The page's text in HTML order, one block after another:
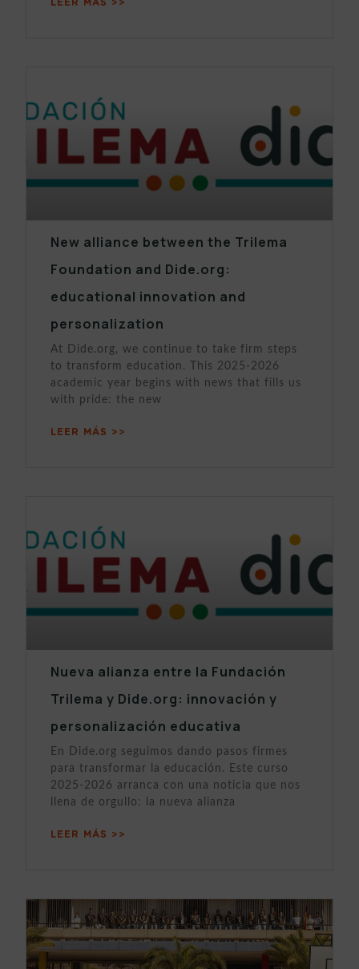
LEER MÁS >>
New alliance between the Trilema
Foundation and Dide.org:
educational innovation and
personalization
At Dide.org, we continue to take firm steps
to transform education. This 2025-2026
academic year begins with news that fills us
with pride: the new
LEER MÁS >>
Nueva alianza entre la Fundación
Trilema y Dide.org: innovación y
personalización educativa
En Dide.org seguimos dando pasos firmes
para transformar la educación. Este curso
2025-2026 arranca con una noticia que nos
llena de orgullo: la nueva alianza
LEER MÁS >>